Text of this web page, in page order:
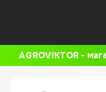
AGROVIKTOR -